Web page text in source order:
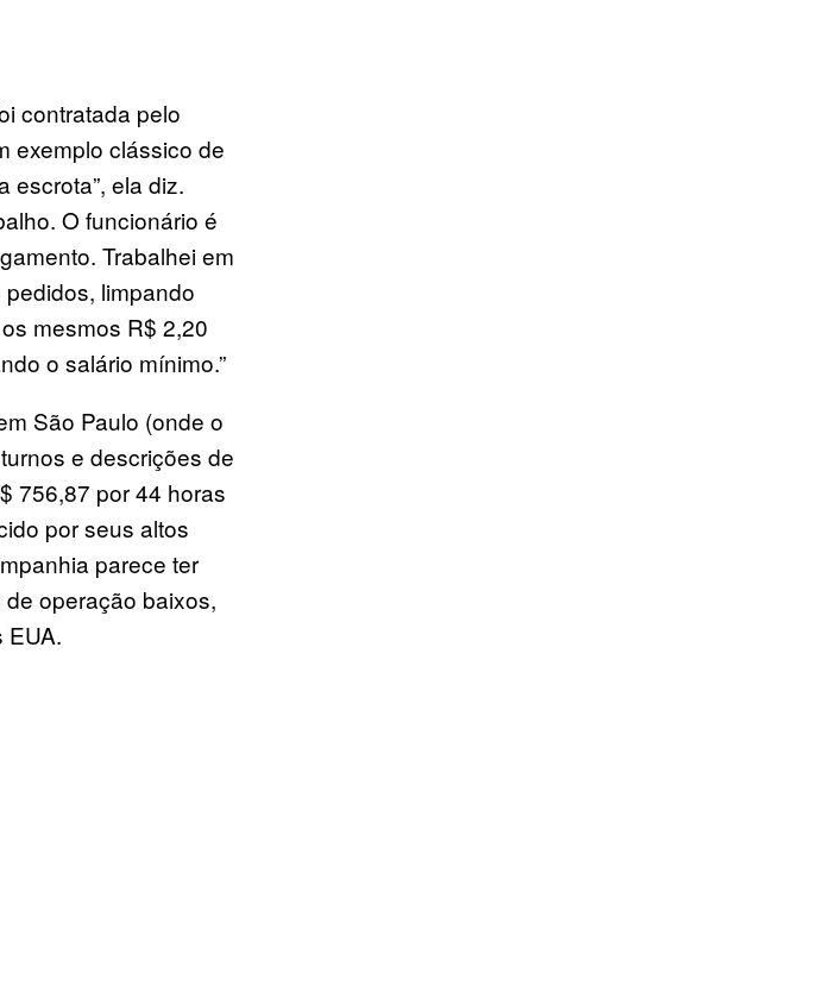
contratada pelo
exemplo clássico de
escrota”, ela diz.
O funcionário é
Trabalhei em
limpando
mesmos R$ 2,20
o salário mínimo.”
São Paulo (onde o
e descrições de
756,87 por 44 horas
por seus altos
parece ter
operação baixos,
EUA.